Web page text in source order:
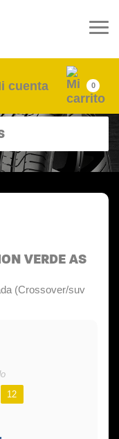
0
VERDE AS
(Crossover/suv
12